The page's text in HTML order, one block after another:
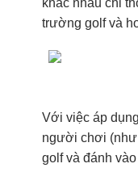
khác nhau chỉ
trường golf và
Với việc áp
người chơi (như
golf và đánh